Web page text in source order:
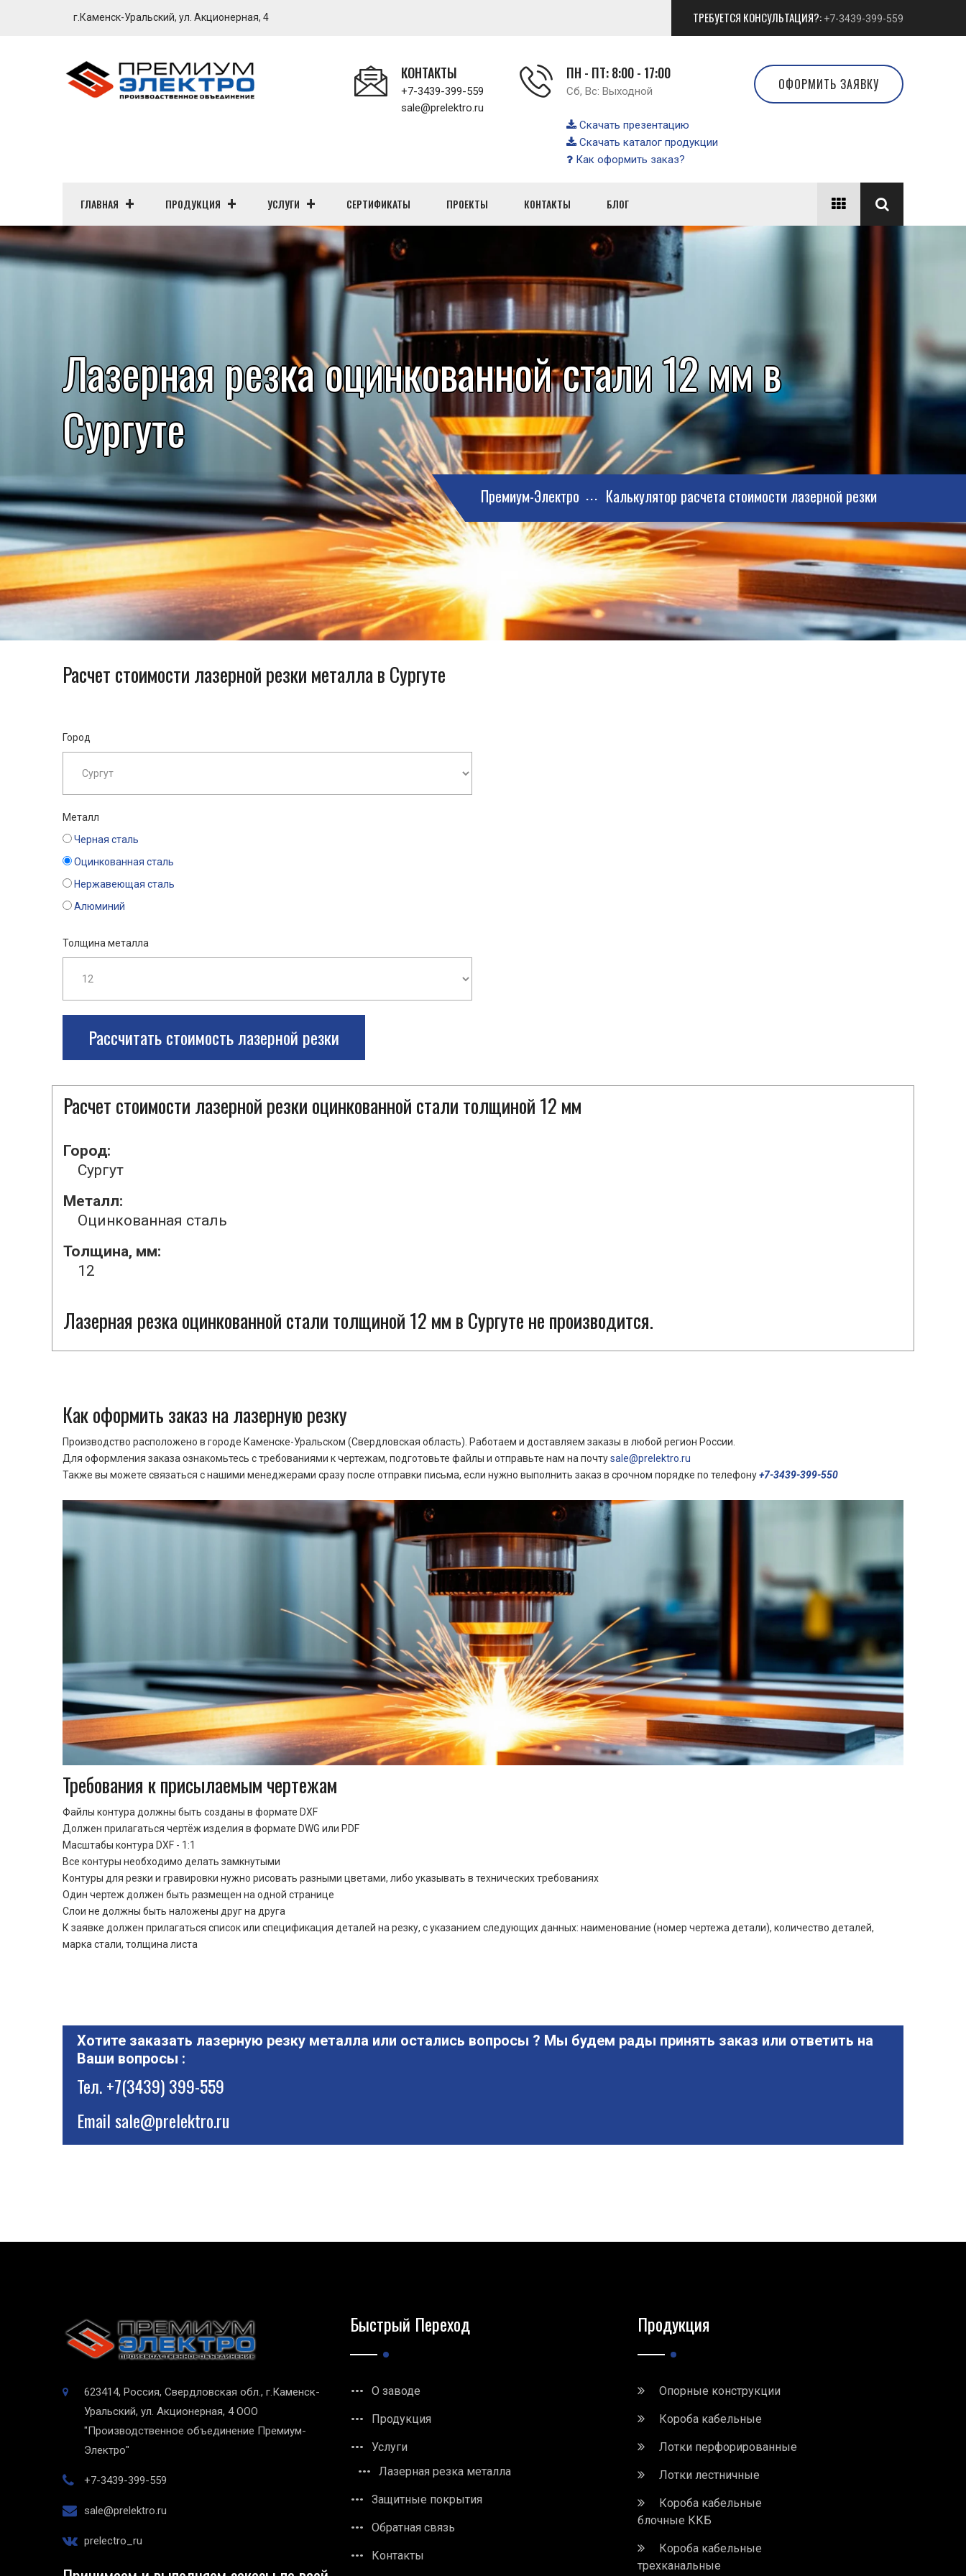
г.Каменск-Уральский, ул. Акционерная, 4 ТРЕБУЕТСЯ КОНСУЛЬТАЦИЯ?: +7-3439-399-559
КОНТАКТЫ
+7-3439-399-559
sale@prelektro.ru
ПН - ПТ: 8:00 - 17:00
Сб, Вс: Выходной
Скачать презентацию
Скачать каталог продукции
Как оформить заказ?
ОФОРМИТЬ ЗАЯВКУ
ГЛАВНАЯ ПРОДУКЦИЯ УСЛУГИ СЕРТИФИКАТЫ ПРОЕКТЫ КОНТАКТЫ БЛОГ
Лазерная резка оцинкованной стали 12 мм в
Сургуте
Премиум-Электро Калькулятор расчета стоимости лазерной резки
Расчет стоимости лазерной резки металла в Сургуте
Город
Металл
Черная сталь
Оцинкованная сталь
Нержавеющая сталь
Алюминий
Толщина металла
Рассчитать стоимость лазерной резки
Расчет стоимости лазерной резки оцинкованной стали толщиной 12 мм
Город:
Сургут
Металл:
Оцинкованная сталь
Толщина, мм:
12
Лазерная резка оцинкованной стали толщиной 12 мм в Сургуте не производится.
Как оформить заказ на лазерную резку
Производство расположено в городе Каменске-Уральском (Свердловская область). Работаем и доставляем заказы в любой регион России.
Для оформления заказа ознакомьтесь с требованиями к чертежам, подготовьте файлы и отправьте нам на почтуsale@prelektro.ru
Также вы можете связаться с нашими менеджерами сразу после отправки письма, если нужно выполнить заказ в срочном порядке по телефону+7-3439-399-550
Требования к присылаемым чертежам
Файлы контура должны быть созданы в формате DXF
Должен прилагаться чертёж изделия в формате DWG или PDF
Масштабы контура DXF - 1:1
Все контуры необходимо делать замкнутыми
Контуры для резки и гравировки нужно рисовать разными цветами, либо указывать в технических требованиях
Один чертеж должен быть размещен на одной странице
Cлои не должны быть наложены друг на друга
К заявке должен прилагаться список или спецификация деталей на резку, с указанием следующих данных: наименование (номер чертежа детали), количество деталей,
марка стали, толщина листа
Хотите заказать лазерную резку металла или остались вопросы ? Мы будем рады принять заказ или ответить на
Ваши вопросы :
Тел.+7(3439) 399-559
Emailsale@prelektro.ru
623414, Россия, Свердловская обл., г.Каменск-
Уральский, ул. Акционерная, 4 ООО
"Производственное объединение Премиум-
Электро"
+7-3439-399-559
sale@prelektro.ru
prelectro_ru
Быстрый Переход
О заводе
Продукция
Услуги
Лазерная резка металла
Защитные покрытия
Обратная связь
Контакты
Продукция
Опорные конструкции
Короба кабельные
Лотки перфорированные
Лотки лестничные
Короба кабельные
блочные ККБ
Короба кабельные
трехканальные